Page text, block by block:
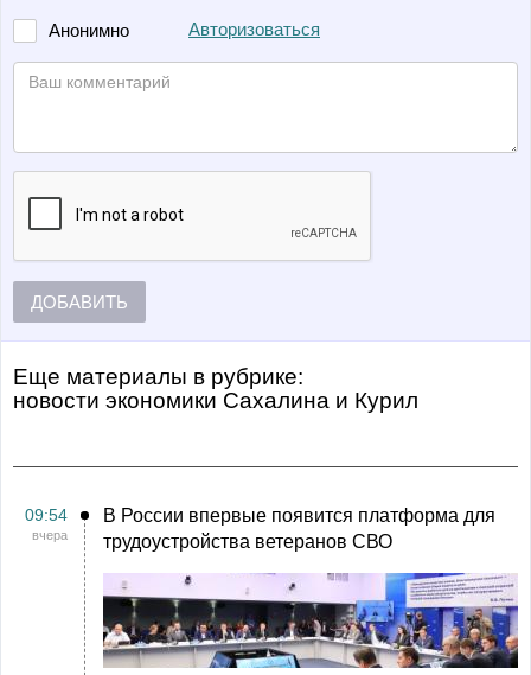
Анонимно Авторизоваться
ДОБАВИТЬ
Еще материалы в рубрике:
Новости экономики Сахалина и Курил
09:54
вчера
В России впервые появится платформа для
трудоустройства ветеранов СВО